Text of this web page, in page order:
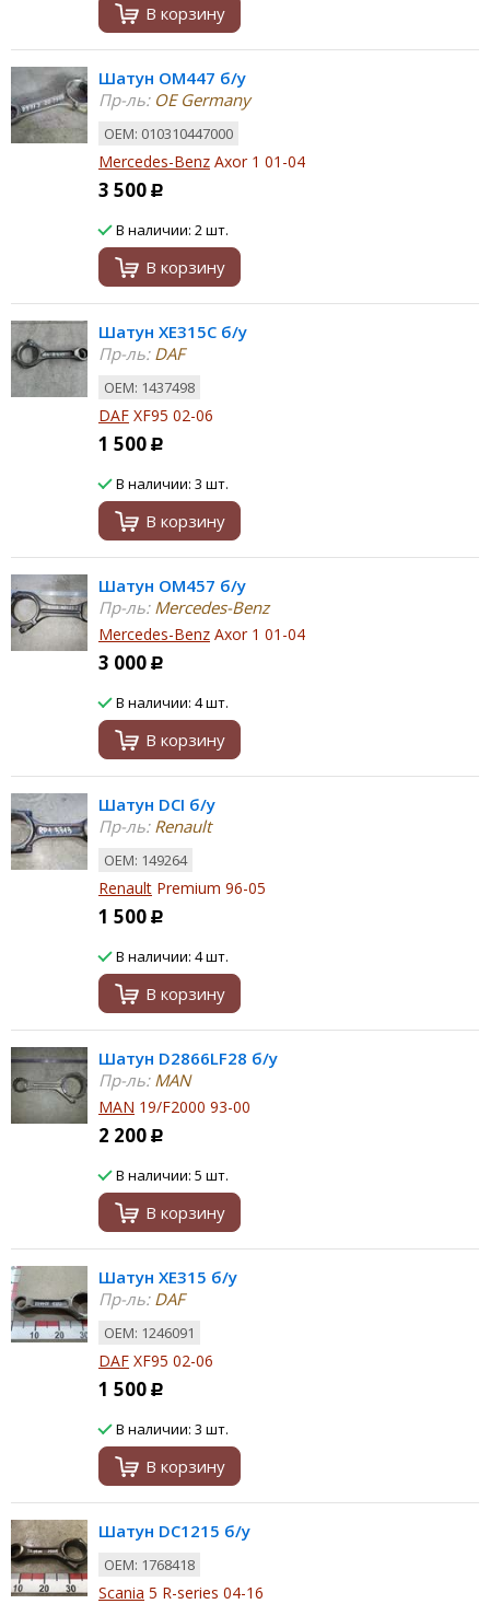
В корзину
Шатун OM447 б/у
Пр-ль:OE Germany
ОЕМ: 010310447000
Mercedes-Benz Axor 1 01-04
3 500 Р
В наличии: 2 шт.
В корзину
Шатун XE315C б/у
Пр-ль:DAF
ОЕМ: 1437498
DAF XF95 02-06
1 500 Р
В наличии: 3 шт.
В корзину
Шатун OM457 б/у
Пр-ль:Mercedes-Benz
Mercedes-Benz Axor 1 01-04
3 000 Р
В наличии: 4 шт.
В корзину
Шатун DCI б/у
Пр-ль:Renault
ОЕМ: 149264
Renault Premium 96-05
1 500 Р
В наличии: 4 шт.
В корзину
Шатун D2866LF28 б/у
Пр-ль:MAN
MAN 19/F2000 93-00
2 200 Р
В наличии: 5 шт.
В корзину
Шатун XE315 б/у
Пр-ль:DAF
ОЕМ: 1246091
DAF XF95 02-06
1 500 Р
В наличии: 3 шт.
В корзину
Шатун DC1215 б/у
ОЕМ: 1768418
Scania 5 R-series 04-16